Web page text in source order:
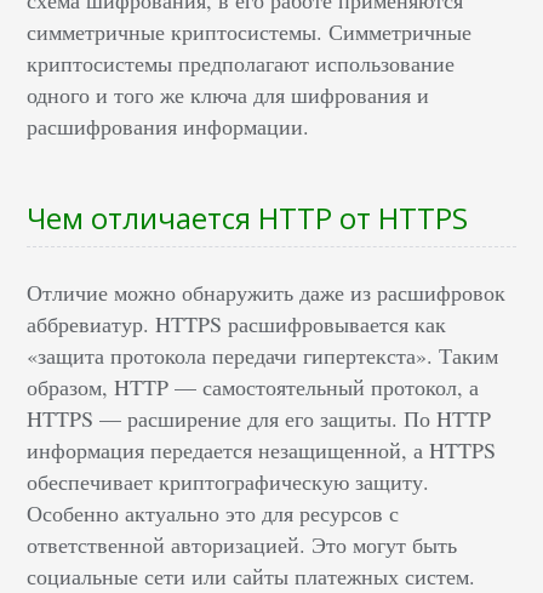
симметричные криптосистемы. Симметричные
криптосистемы предполагают использование
одного и того же ключа для шифрования и
расшифрования информации.
Чем отличается HTTP от HTTPS
Отличие можно обнаружить даже из расшифровок
аббревиатур. HTTPS расшифровывается как
«защита протокола передачи гипертекста». Таким
образом, HTTP — самостоятельный протокол, а
HTTPS — расширение для его защиты. По HTTP
информация передается незащищенной, а HTTPS
обеспечивает криптографическую защиту.
Особенно актуально это для ресурсов с
ответственной авторизацией. Это могут быть
социальные сети или сайты платежных систем.